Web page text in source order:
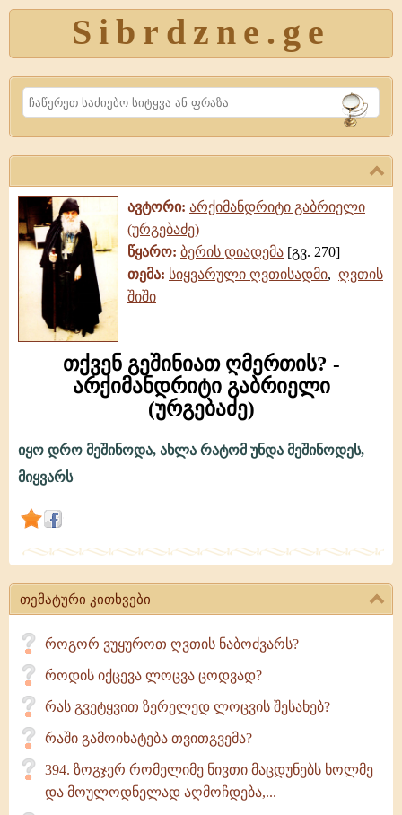
Sibrdzne.ge
Search
ავტორი: არქიმანდრიტი გაბრიელი
(ურგებაძე)
წყარო: ბერის დიადემა [გვ. 270]
თემა: სიყვარული ღვთისადმი, ღვთის
შიში
თქვენ გეშინიათ ღმერთის? -
არქიმანდრიტი გაბრიელი
(ურგებაძე)
ღმერთის?
არქიმანდრიტი
გაბრიელი
(ურგებაძე)
იყო დრო მეშინოდა, ახლა რატომ უნდა მეშინოდეს,
მიყვარს
თემატური კითხვები
როგორ ვუყუროთ ღვთის ნაბოძვარს?
როდის იქცევა ლოცვა ცოდვად?
რას გვეტყვით ზერელედ ლოცვის შესახებ?
რაში გამოიხატება თვითგვემა?
394. ზოგჯერ რომელიმე ნივთი მაცდუნებს ხოლმე
და მოულოდნელად აღმოჩდება,...